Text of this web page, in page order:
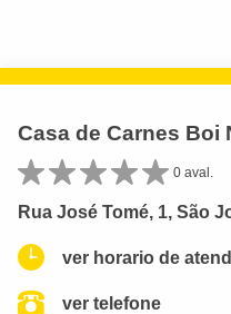
Casa de Carnes Boi
0 aval.
Rua José Tomé, 1, São
ver horario de
ver telefone